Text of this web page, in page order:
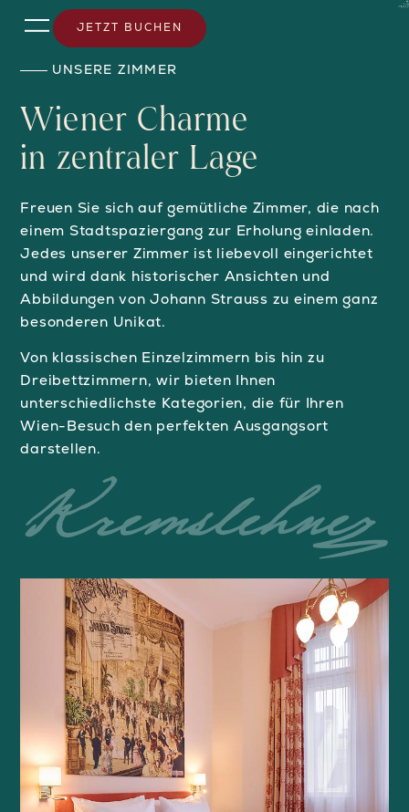
JETZT BUCHEN
UNSERE ZIMMER
Wiener Charme
in zentraler Lage
Freuen Sie sich auf gemütliche Zimmer, die nach
einem Stadtspaziergang zur Erholung einladen.
Jedes unserer Zimmer ist liebevoll eingerichtet
und wird dank historischer Ansichten und
Abbildungen von Johann Strauss zu einem ganz
besonderen Unikat.
Von klassischen Einzelzimmern bis hin zu
Dreibettzimmern, wir bieten Ihnen
unterschiedlichste Kategorien, die für Ihren
Wien-Besuch den perfekten Ausgangsort
darstellen.